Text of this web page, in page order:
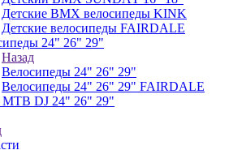
Детские BMX велосипеды KINK
Детские велосипеды FAIRDALE
24" 26" 29"
Назад
Велосипеды 24" 26" 29"
Велосипеды 24" 26" 29" FAIRDALE
DJ 24" 26" 29"